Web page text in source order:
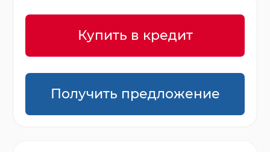
Купить в кредит
Получить предложение